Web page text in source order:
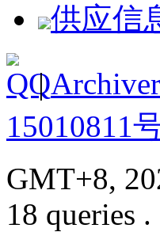
供应信
| Archiver
15010811
GMT+8,
18 queries .